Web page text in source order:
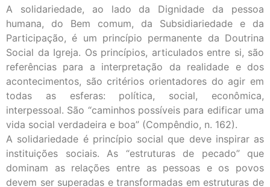
A solidariedade, ao lado da Dignidade da pessoa
humana, do Bem comum, da Subsidiariedade e da
Participação, é um princípio permanente da Doutrina
Social da Igreja. Os princípios, articulados entre si, são
referências para a interpretação da realidade e dos
acontecimentos, são critérios orientadores do agir em
todas as esferas: política, social, econômica,
interpessoal. São “caminhos possíveis para edificar uma
vida social verdadeira e boa” (Compêndio, n. 162).
A solidariedade é princípio social que deve inspirar as
instituições sociais. As “estruturas de pecado” que
dominam as relações entre as pessoas e os povos
devem ser superadas e transformadas em estruturas de